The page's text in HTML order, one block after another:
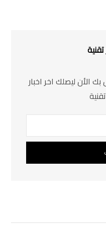
الأن ليصلك اخر اخبار